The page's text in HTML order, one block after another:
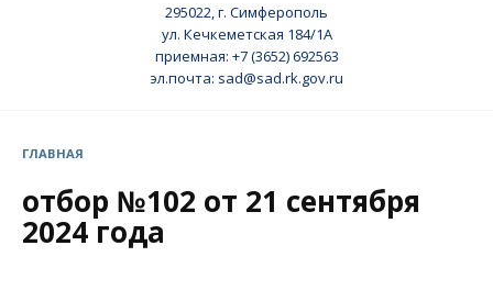
295022, г. Симферополь
ул. Кечкеметская 184/1А
приемная: +7 (3652) 692563
эл.почта: sad@sad.rk.gov.ru
ГЛАВНАЯ
отбор №102 от 21 сентября
2024 года